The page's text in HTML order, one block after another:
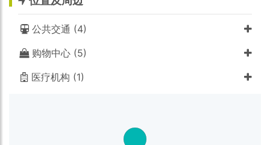
公共交通 (4)
购物中心 (5)
医疗机构 (1)